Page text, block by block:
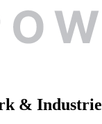
& Industrie